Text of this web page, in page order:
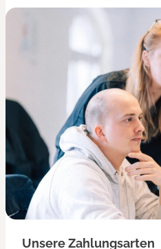
Unsere Zahlungsarten